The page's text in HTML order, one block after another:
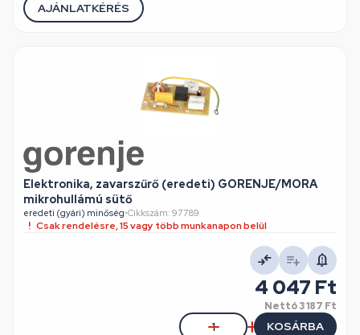
AJÁNLATKÉRÉS
Elektronika, zavarszűrő (eredeti) GORENJE/MORA
mikrohullámú sütő
eredeti (gyári) minőség•Cikkszám: 97789
Csak rendelésre, 15 vagy több munkanapon belül
4 047 Ft
Nettó3 187 Ft
KOSÁRBA